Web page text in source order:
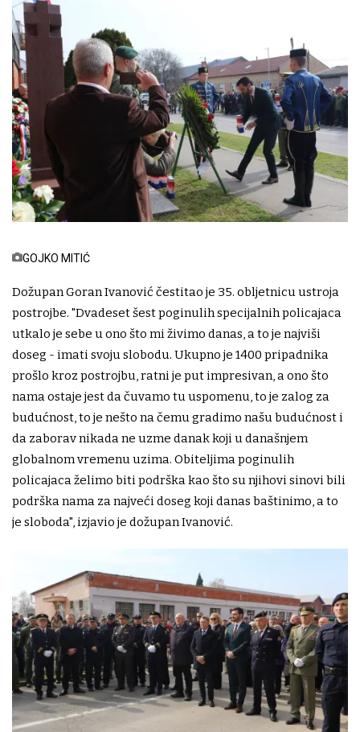
GOJKO MITIĆ
Dožupan Goran Ivanović čestitao je 35. obljetnicu ustroja
postrojbe. "Dvadeset šest poginulih specijalnih policajaca
utkalo je sebe u ono što mi živimo danas, a to je najviši
doseg - imati svoju slobodu. Ukupno je 1400 pripadnika
prošlo kroz postrojbu, ratni je put impresivan, a ono što
nama ostaje jest da čuvamo tu uspomenu, to je zalog za
budućnost, to je nešto na čemu gradimo našu budućnost i
da zaborav nikada ne uzme danak koji u današnjem
globalnom vremenu uzima. Obiteljima poginulih
policajaca želimo biti podrška kao što su njihovi sinovi bili
podrška nama za najveći doseg koji danas baštinimo, a to
je sloboda", izjavio je dožupan Ivanović.